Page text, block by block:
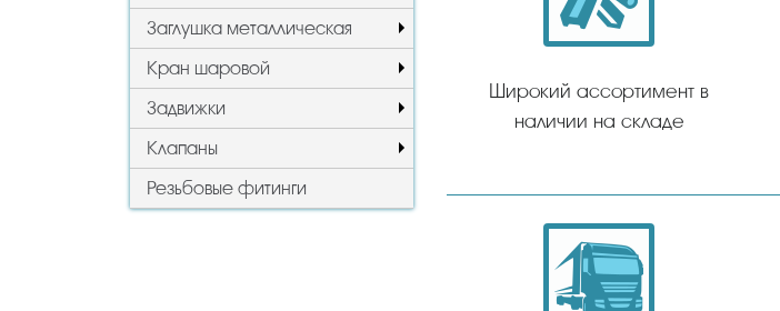
Заглушка металлическая
Кран шаровой
Задвижки
Клапаны
Резьбовые фитинги
Широкий ассортимент в
наличии на складе